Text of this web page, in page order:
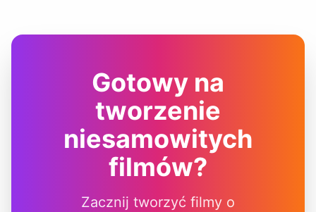
Gotowy na
tworzenie
niesamowitych
filmów?
Zacznij tworzyć filmy o